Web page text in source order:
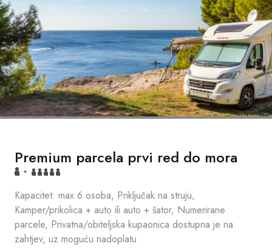
Premium parcela prvi red do mora
+
Kapacitet: max 6 osoba, Priključak na struju,
Kamper/prikolica + auto ili auto + šator, Numerirane
parcele, Privatna/obiteljska kupaonica dostupna je na
zahtjev, uz moguću nadoplatu